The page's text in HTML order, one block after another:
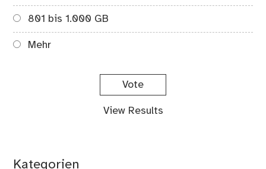
801 bis 1.000 GB
Mehr
View Results
Kategorien